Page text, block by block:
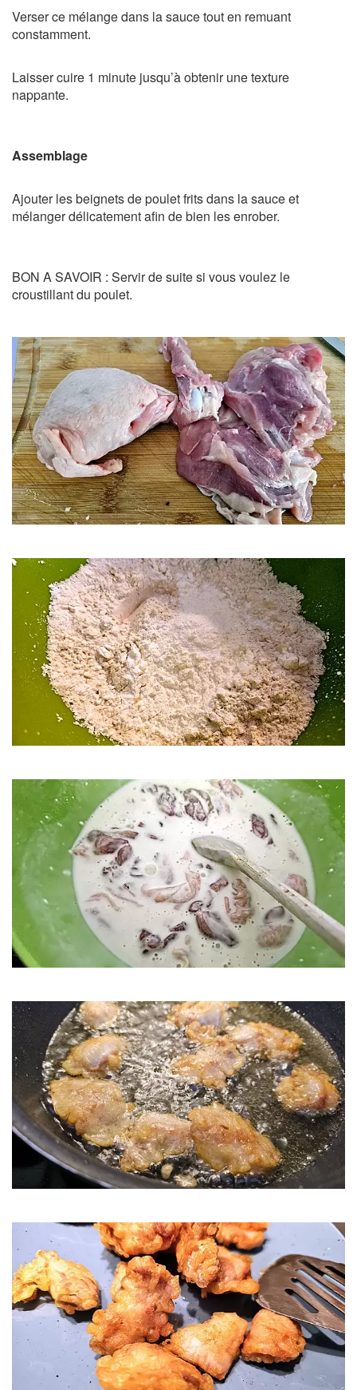
Verser ce mélange dans la sauce tout en remuant
constamment.
Laisser cuire 1 minute jusqu’à obtenir une texture
nappante.
Assemblage
Ajouter les beignets de poulet frits dans la sauce et
mélanger délicatement afin de bien les enrober.
BON A SAVOIR : Servir de suite si vous voulez le
croustillant du poulet.